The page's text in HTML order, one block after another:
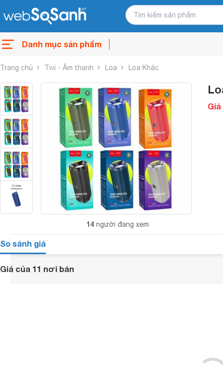
Danh mục sản phẩm
Trang chủ Tivi - Âm thanh Loa Loa Khác
14 người đang xem
So sánh giá
Giá của 11 nơi bán